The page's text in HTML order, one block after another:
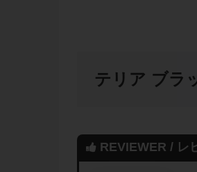
テリア ブラ
REVIEWER / レ